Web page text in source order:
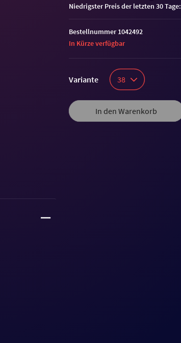
niedrigster Preis der letzten 30 Tage:
Variante 38
In den Warenkorb
Bestellnummer 1042492
In Kürze verfügbar